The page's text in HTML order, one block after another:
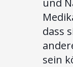
dass
sein